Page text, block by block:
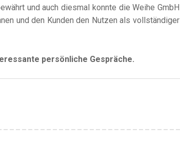
und auch diesmal konnte die Weihe GmbH
und den Kunden den Nutzen als vollständiger
persönliche Gespräche.